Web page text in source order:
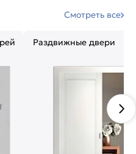
Смотреть все
Раздвижные двери